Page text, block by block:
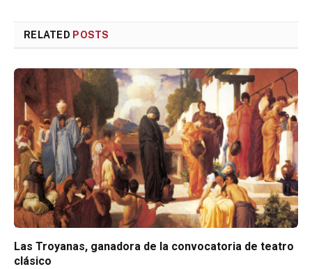
RELATED POSTS
Las Troyanas, ganadora de la convocatoria de teatro
clásico